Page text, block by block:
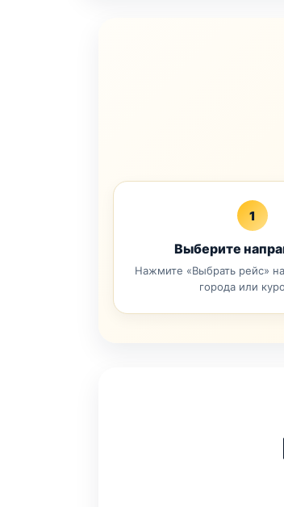
1
Выберите
Нажмите «Выбрать рейс»
города или